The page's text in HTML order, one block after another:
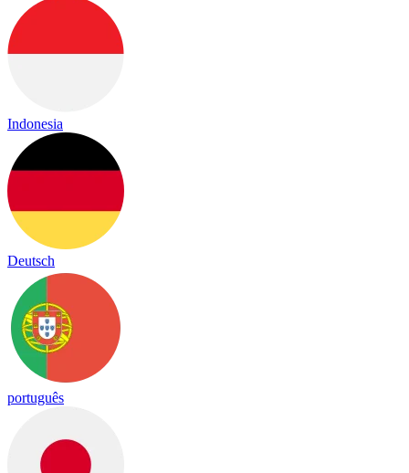
Indonesia
Deutsch
português